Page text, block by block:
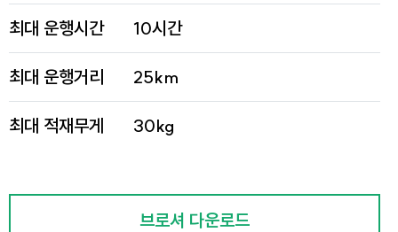
최대 운행시간 10시간
최대 운행거리 25km
최대 적재무게 30kg
브로셔 다운로드